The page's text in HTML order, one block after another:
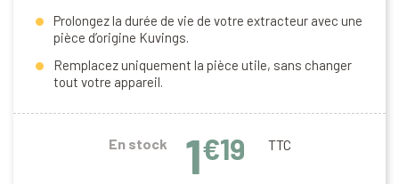
Prolongez la durée de vie de votre extracteur avec une
pièce d’origine Kuvings.
Remplacez uniquement la pièce utile, sans changer
tout votre appareil.
En stock 1€19 TTC